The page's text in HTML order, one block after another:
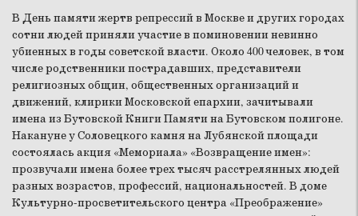
В День памяти жертв репрессий в Москве и других городах
сотни людей приняли участие в поминовении невинно
убиенных в годы советской власти. Около 400 человек, в том
числе родственники пострадавших, представители
религиозных общин, общественных организаций и
движений, клирики Московской епархии, зачитывали
имена из Бутовской Книги Памяти на Бутовском полигоне.
Накануне у Соловецкого камня на Лубянской площади
состоялась акция «Мемориала» «Возвращение имен»:
прозвучали имена более трех тысяч расстрелянных людей
разных возрастов, профессий, национальностей. В доме
Культурно-просветительского центра «Преображение»